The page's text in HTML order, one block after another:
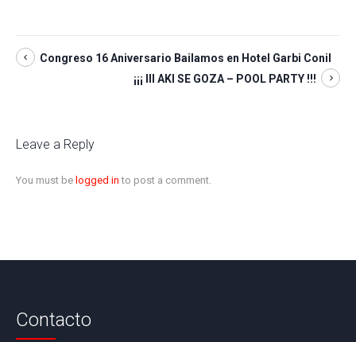
Congreso 16 Aniversario Bailamos en Hotel Garbi Conil
¡¡¡ III AKI SE GOZA – POOL PARTY !!!
Leave a Reply
You must be logged in to post a comment.
Contacto